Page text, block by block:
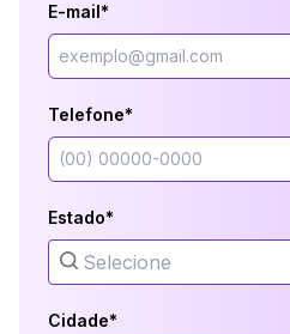
E-mail*
Telefone*
Estado*
Cidade*